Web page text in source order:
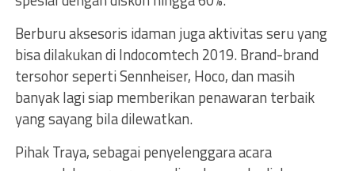
Berburu aksesoris idaman juga aktivitas seru yang
bisa dilakukan di Indocomtech 2019. Brand-brand
tersohor seperti Sennheiser, Hoco, dan masih
banyak lagi siap memberikan penawaran terbaik
yang sayang bila dilewatkan.
Pihak Traya, sebagai penyelenggara acara